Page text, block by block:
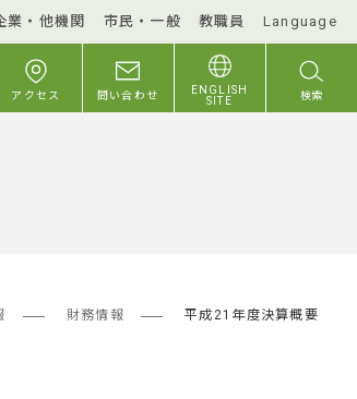
業・他機関 市民・一般 教職員 Language
アクセス 問い合わせ
ENGLISH
SITE
検索
財務情報 平成21年度決算概要